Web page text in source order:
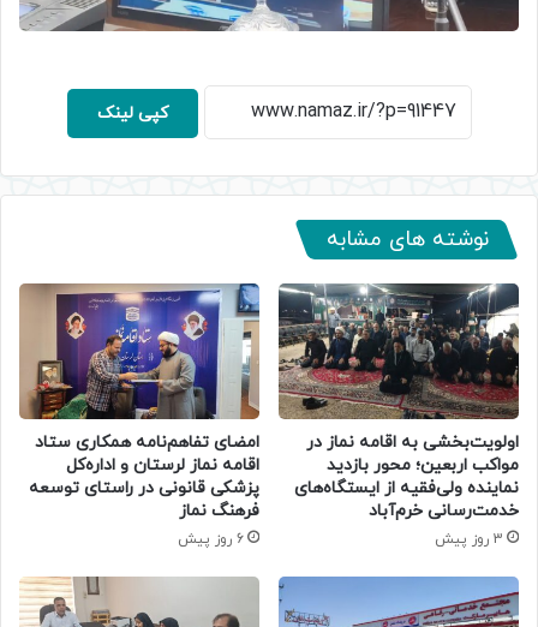
کپی لینک
نوشته های مشابه
اولویت‌بخشی به اقامه نماز در
مواکب اربعین؛ محور بازدید
نماینده ولی‌فقیه از ایستگاه‌های
خدمت‌رسانی خرم‌آباد
3 روز پیش
امضای تفاهم‌نامه همکاری ستاد
اقامه نماز لرستان و اداره‌کل
پزشکی قانونی در راستای توسعه
فرهنگ نماز
6 روز پیش